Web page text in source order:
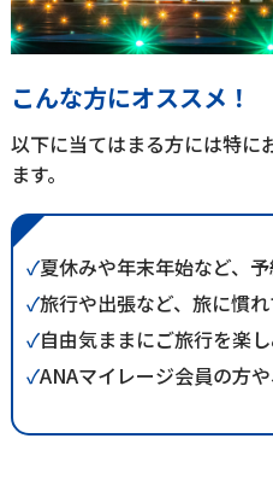
こんな方にオススメ！
以下に当てはまる方には特に
ます。
✓夏休みや年末年始など、
✓旅行や出張など、旅に慣れ
✓自由気ままにご旅行を楽し
✓ANAマイレージ会員の方や